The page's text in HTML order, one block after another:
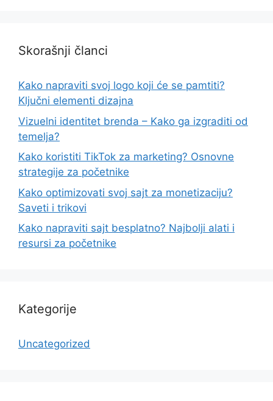
Skorašnji članci
Kako napraviti svoj logo koji će se pamtiti?
Ključni elementi dizajna
Vizuelni identitet brenda – Kako ga izgraditi od
temelja?
Kako koristiti TikTok za marketing? Osnovne
strategije za početnike
Kako optimizovati svoj sajt za monetizaciju?
Saveti i trikovi
Kako napraviti sajt besplatno? Najbolji alati i
resursi za početnike
Kategorije
Uncategorized